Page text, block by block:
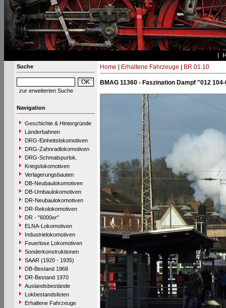
Suche
zur erweiterten Suche
Navigation
Geschichte & Hintergründe
Länderbahnen
DRG-Einheitslokomotiven
DRG-Zahnradlokomotiven
DRG-Schmalspurlok.
Kriegslokomotiven
Verlagerungsbauten
DB-Neubaulokomotiven
DB-Umbaulokomotiven
DR-Neubaulokomotiven
DR-Rekolokomotiven
DR - "6000er"
ELNA-Lokomotiven
Industrielokomotiven
Feuerlose Lokomotiven
Sonderkonstruktionen
SAAR (1920 - 1935)
DB-Bestand 1968
DR-Bestand 1970
Auslandsbestände
Lokbestandslisten
Erhaltene Fahrzeuge
Home Erhaltene Fahrzeuge BR 01.10
BMAG 11360 - Faszination Dampf "012